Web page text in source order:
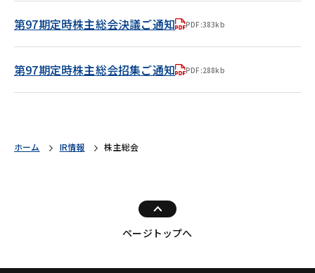
第97期定時株主総会決議ご通知 PDF:383kb
第97期定時株主総会招集ご通知 PDF:288kb
ホーム IR情報 株主総会
ページトップへ